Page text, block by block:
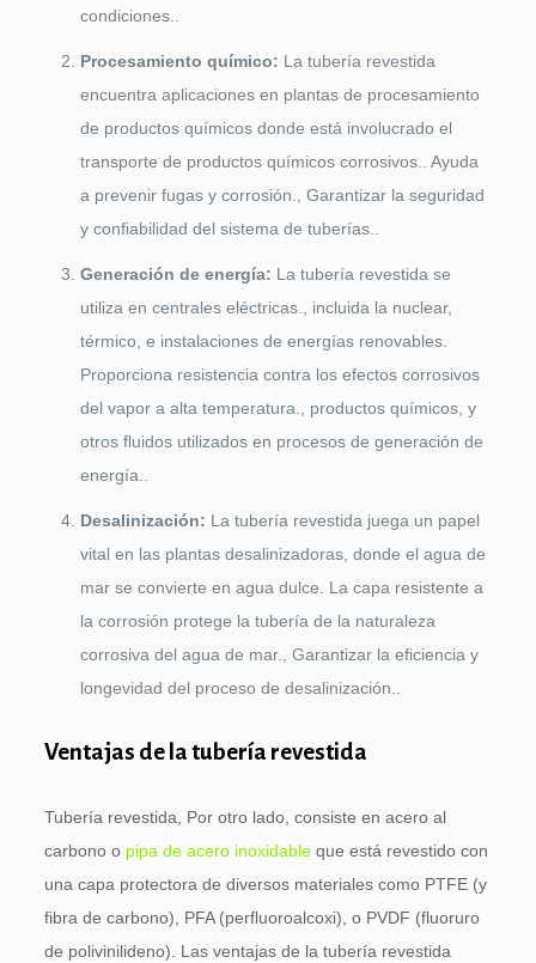
condiciones..
Procesamiento químico: La tubería revestida
encuentra aplicaciones en plantas de procesamiento
de productos químicos donde está involucrado el
transporte de productos químicos corrosivos.. Ayuda
a prevenir fugas y corrosión., Garantizar la seguridad
y confiabilidad del sistema de tuberías..
Generación de energía: La tubería revestida se
utiliza en centrales eléctricas., incluida la nuclear,
térmico, e instalaciones de energías renovables.
Proporciona resistencia contra los efectos corrosivos
del vapor a alta temperatura., productos químicos, y
otros fluidos utilizados en procesos de generación de
energía..
Desalinización: La tubería revestida juega un papel
vital en las plantas desalinizadoras, donde el agua de
mar se convierte en agua dulce. La capa resistente a
la corrosión protege la tubería de la naturaleza
corrosiva del agua de mar., Garantizar la eficiencia y
longevidad del proceso de desalinización..
Ventajas de la tubería revestida
Tubería revestida, Por otro lado, consiste en acero al
carbono o pipa de acero inoxidableque está revestido con
una capa protectora de diversos materiales como PTFE (y
fibra de carbono), PFA (perfluoroalcoxi), o PVDF (fluoruro
de polivinilideno). Las ventajas de la tubería revestida